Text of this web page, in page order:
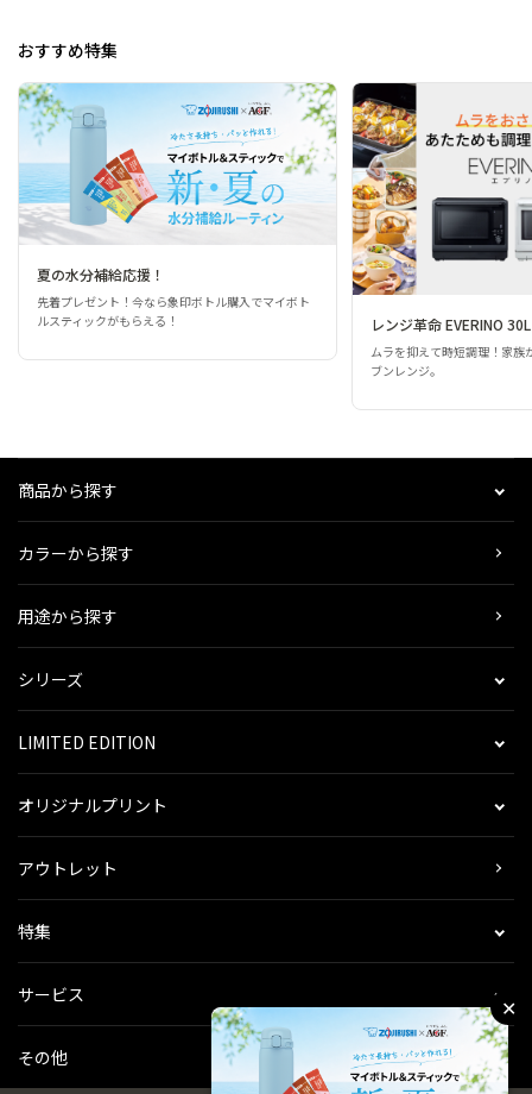
おすすめ特集
夏の水分補給応援！
先着プレゼント！今なら象印ボトル購入でマイボト
ルスティックがもらえる！
レンジ革命 EVERINO 30L
ムラを抑えて時短調理！家族
ブンレンジ。
商品から探す
カラーから探す
用途から探す
シリーズ
LIMITED EDITION
オリジナルプリント
アウトレット
特集
サービス
その他
✕